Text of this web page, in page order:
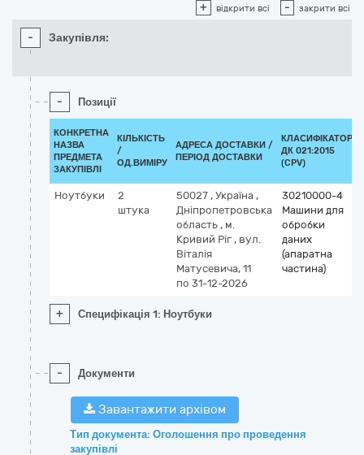
+ відкрити всі - закрити всі
- Закупівля:
- Позиції
КОНКРЕТНА
НАЗВА
ПРЕДМЕТА
ЗАКУПІВЛІ
КІЛЬКІСТЬ
/
ОД.ВИМІРУ
АДРЕСА ДОСТАВКИ /
ПЕРІОД ДОСТАВКИ
КЛАСИФІКАТОР
ДК 021:2015
(CPV)
Ноутбуки
2
штука
50027 , Україна ,
Дніпропетровська
область , м.
Кривий Ріг, вул.
Віталія
Матусевича, 11
по 31-12-2026
30210000-4
Машини для
обробки
даних
(апаратна
частина)
+ Специфікація 1: Ноутбуки
- Документи
Завантажити архівом
Тип документа: Оголошення про проведення
закупівлі